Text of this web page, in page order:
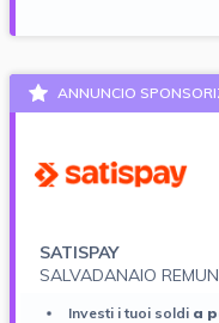
ANNUNCIO
SATISPAY
SALVADANAIO
Investi i tuoi soldi a